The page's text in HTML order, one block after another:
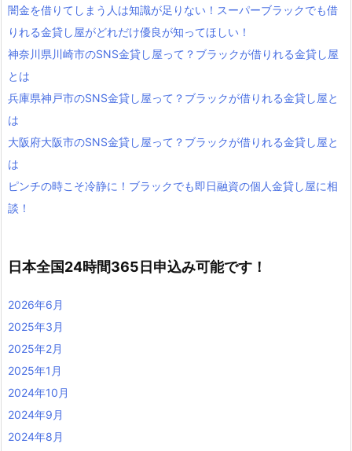
闇金を借りてしまう人は知識が足りない！スーパーブラックでも借
りれる金貸し屋がどれだけ優良が知ってほしい！
神奈川県川崎市のSNS金貸し屋って？ブラックが借りれる金貸し屋
とは
兵庫県神戸市のSNS金貸し屋って？ブラックが借りれる金貸し屋と
は
大阪府大阪市のSNS金貸し屋って？ブラックが借りれる金貸し屋と
は
ピンチの時こそ冷静に！ブラックでも即日融資の個人金貸し屋に相
談！
日本全国24時間365日申込み可能です！
2026年6月
2025年3月
2025年2月
2025年1月
2024年10月
2024年9月
2024年8月